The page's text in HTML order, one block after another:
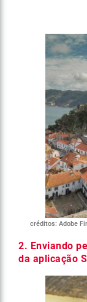
créditos: Adobe
2. Enviando
da aplicação